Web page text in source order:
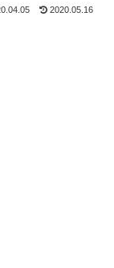
2020.05.16